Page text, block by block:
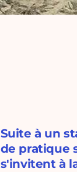
Suite à un
de pratique
s'invitent à